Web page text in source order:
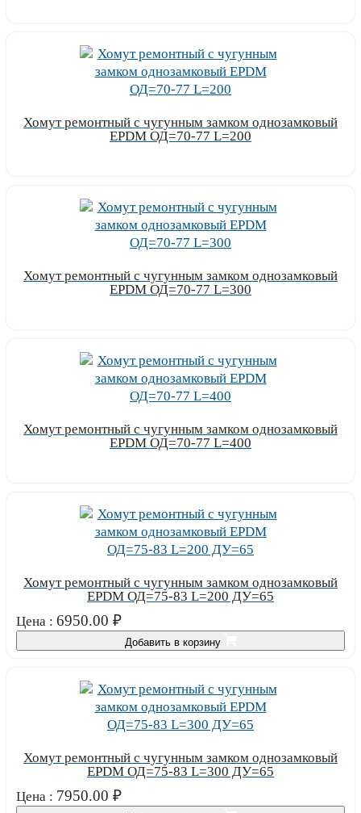
Хомут ремонтный с чугунным замком однозамковый
EPDM ОД=70-77 L=200
Хомут ремонтный с чугунным замком однозамковый
EPDM ОД=70-77 L=300
Хомут ремонтный с чугунным замком однозамковый
EPDM ОД=70-77 L=400
Хомут ремонтный с чугунным замком однозамковый
EPDM ОД=75-83 L=200 ДУ=65
Цена : 6950.00 ₽
Добавить в корзину
Хомут ремонтный с чугунным замком однозамковый
EPDM ОД=75-83 L=300 ДУ=65
Цена : 7950.00 ₽